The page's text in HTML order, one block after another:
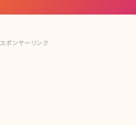
スポンサーリンク